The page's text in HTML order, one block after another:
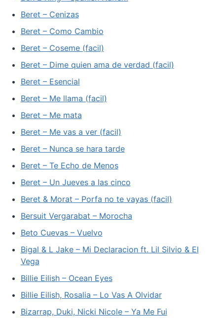
Beret – Cenizas
Beret – Como Cambio
Beret – Coseme (facil)
Beret – Dime quien ama de verdad (facil)
Beret – Esencial
Beret – Me llama (facil)
Beret – Me mata
Beret – Me vas a ver (facil)
Beret – Nunca se hara tarde
Beret – Te Echo de Menos
Beret – Un Jueves a las cinco
Beret & Morat – Porfa no te vayas (facil)
Bersuit Vergarabat – Morocha
Beto Cuevas – Vuelvo
Bigal & L Jake – Mi Declaracion ft. Lil Silvio & El
Vega
Billie Eilish – Ocean Eyes
Billie Eilish, Rosalia – Lo Vas A Olvidar
Bizarrap, Duki, Nicki Nicole – Ya Me Fui